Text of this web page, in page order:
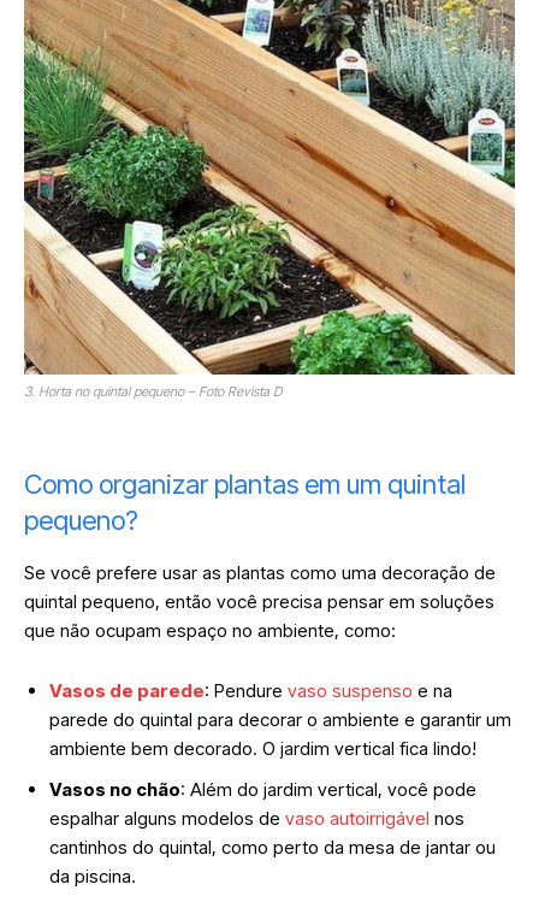
3. Horta no quintal pequeno – Foto Revista D
Como organizar plantas em um quintal
pequeno?
Se você prefere usar as plantas como uma decoração de
quintal pequeno, então você precisa pensar em soluções
que não ocupam espaço no ambiente, como:
Vasos de parede: Pendure vaso suspenso e na
parede do quintal para decorar o ambiente e garantir um
ambiente bem decorado. O jardim vertical fica lindo!
Vasos no chão: Além do jardim vertical, você pode
espalhar alguns modelos de vaso autoirrigável nos
cantinhos do quintal, como perto da mesa de jantar ou
da piscina.